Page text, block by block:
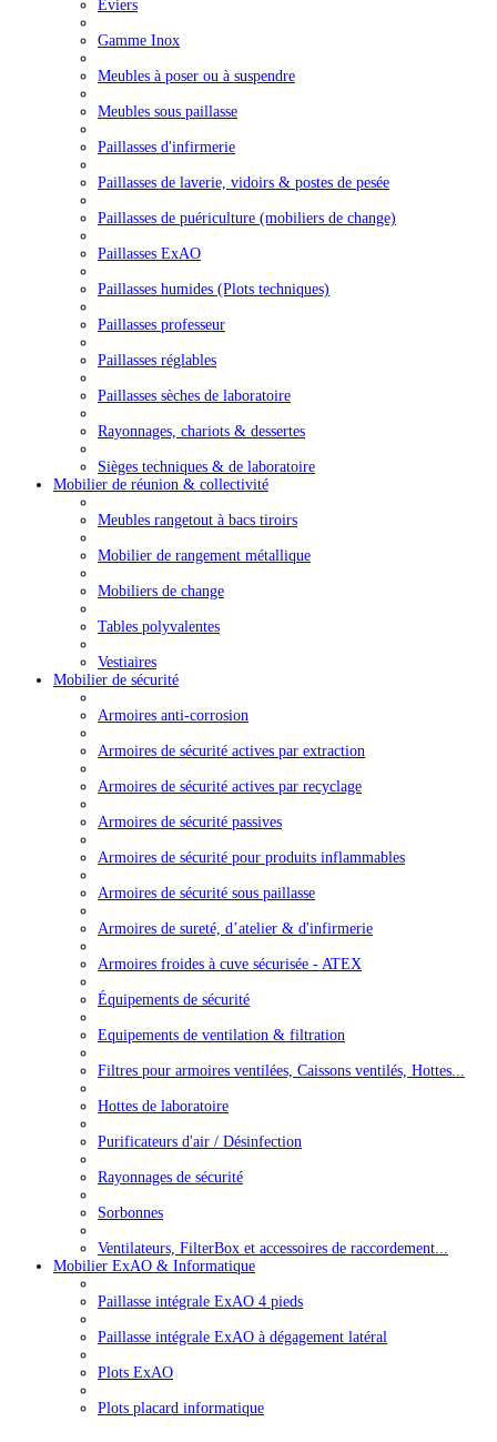
Eviers
Gamme Inox
Meubles à poser ou à suspendre
Meubles sous paillasse
Paillasses d'infirmerie
Paillasses de laverie, vidoirs & postes de pesée
Paillasses de puériculture (mobiliers de change)
Paillasses ExAO
Paillasses humides (Plots techniques)
Paillasses professeur
Paillasses réglables
Paillasses sèches de laboratoire
Rayonnages, chariots & dessertes
Sièges techniques & de laboratoire
Mobilier de réunion & collectivité
Meubles rangetout à bacs tiroirs
Mobilier de rangement métallique
Mobiliers de change
Tables polyvalentes
Vestiaires
Mobilier de sécurité
Armoires anti-corrosion
Armoires de sécurité actives par extraction
Armoires de sécurité actives par recyclage
Armoires de sécurité passives
Armoires de sécurité pour produits inflammables
Armoires de sécurité sous paillasse
Armoires de sureté, d’atelier & d'infirmerie
Armoires froides à cuve sécurisée - ATEX
Équipements de sécurité
Equipements de ventilation & filtration
Filtres pour armoires ventilées, Caissons ventilés, Hottes...
Hottes de laboratoire
Purificateurs d'air / Désinfection
Rayonnages de sécurité
Sorbonnes
Ventilateurs, FilterBox et accessoires de raccordement...
Mobilier ExAO & Informatique
Paillasse intégrale ExAO 4 pieds
Paillasse intégrale ExAO à dégagement latéral
Plots ExAO
Plots placard informatique